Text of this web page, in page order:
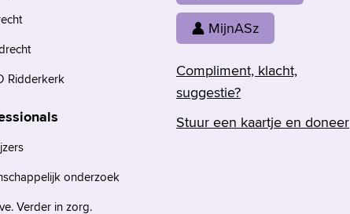
MijnASz
Compliment, klacht,
suggestie?
Stuur een kaartje en doneer
Ridderkerk
onderzoek
Verder in zorg.